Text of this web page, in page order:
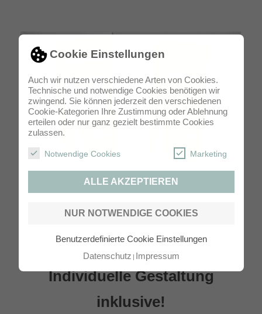
Cookie Einstellungen
Auch wir nutzen verschiedene Arten von Cookies.
Technische und notwendige Cookies benötigen wir
zwingend. Sie können jederzeit den verschiedenen
Cookie-Kategorien Ihre Zustimmung oder Ablehnung
erteilen oder nur ganz gezielt bestimmte Cookies
zulassen.
Notwendige Cookies Marketing
ALLE AKZEPTIEREN
NUR NOTWENDIGE COOKIES
Benutzerdefinierte Cookie Einstellungen
Datenschutz Impressum
Einladungen Kommunion / KonfirmationzweiseitigPanorama
Maxi
Individuelle Gestaltung
inklusive!